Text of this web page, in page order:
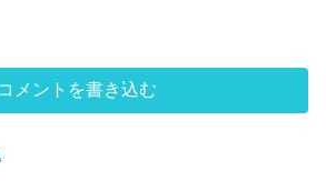
コメントを書き込む